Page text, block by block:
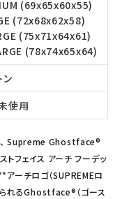
(69x65x60x55)
(72x68x62x58)
(75x71x64x61)
(78x74x65x64)
ン
使用
、 Supreme Ghostface®
フェイス アーチ フーデッ
アーチロゴ（SUPREMEロ
られるGhostface®（ゴース